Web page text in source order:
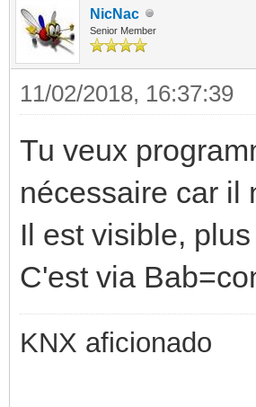
NicNac
Senior Member
11/02/2018, 16:37:39
Tu veux
nécessaire car il
Il est visible,
C'est via
KNX aficionado